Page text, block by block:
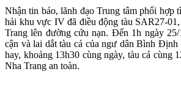
Nhận tin báo, lãnh đạo Trung tâm phối hợp
hải khu vực IV đã điều động tàu SAR27-
Trang lên đường cứu nạn. Đến 1h ngày
cận và lai dắt tàu cá của ngư dân Bình
hay, khoảng 13h30 cùng ngày, tàu cá cùng
Nha Trang an toàn.